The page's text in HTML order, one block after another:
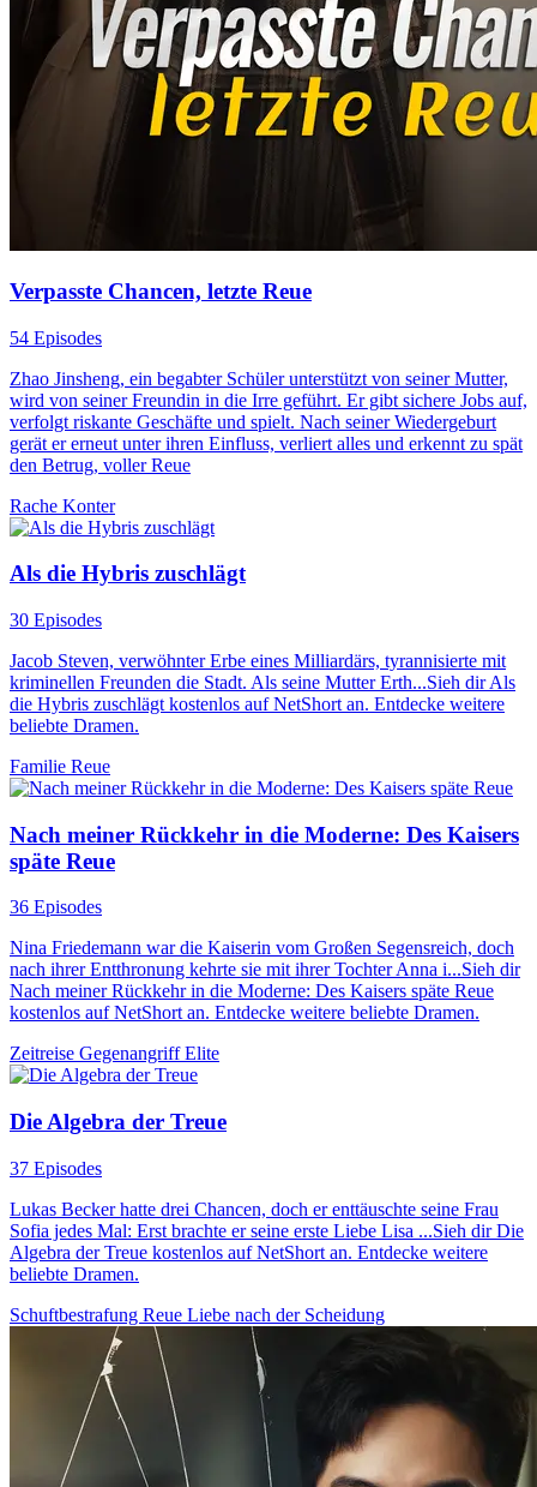
Verpasste Chancen, letzte Reue
54 Episodes
Zhao Jinsheng, ein begabter Schüler unterstützt von seiner Mutter,
wird von seiner Freundin in die Irre geführt. Er gibt sichere Jobs auf,
verfolgt riskante Geschäfte und spielt. Nach seiner Wiedergeburt
gerät er erneut unter ihren Einfluss, verliert alles und erkennt zu spät
den Betrug, voller Reue
Rache Konter
Als die Hybris zuschlägt
30 Episodes
Jacob Steven, verwöhnter Erbe eines Milliardärs, tyrannisierte mit
kriminellen Freunden die Stadt. Als seine Mutter Erth...Sieh dir Als
die Hybris zuschlägt kostenlos auf NetShort an. Entdecke weitere
beliebte Dramen.
Familie Reue
Nach meiner Rückkehr in die Moderne: Des Kaisers
späte Reue
36 Episodes
Nina Friedemann war die Kaiserin vom Großen Segensreich, doch
nach ihrer Entthronung kehrte sie mit ihrer Tochter Anna i...Sieh dir
Nach meiner Rückkehr in die Moderne: Des Kaisers späte Reue
kostenlos auf NetShort an. Entdecke weitere beliebte Dramen.
Zeitreise GegenangriffElite
Die Algebra der Treue
37 Episodes
Lukas Becker hatte drei Chancen, doch er enttäuschte seine Frau
Sofia jedes Mal: Erst brachte er seine erste Liebe Lisa ...Sieh dir Die
Algebra der Treue kostenlos auf NetShort an. Entdecke weitere
beliebte Dramen.
Schuftbestrafung Reue Liebe nach der Scheidung